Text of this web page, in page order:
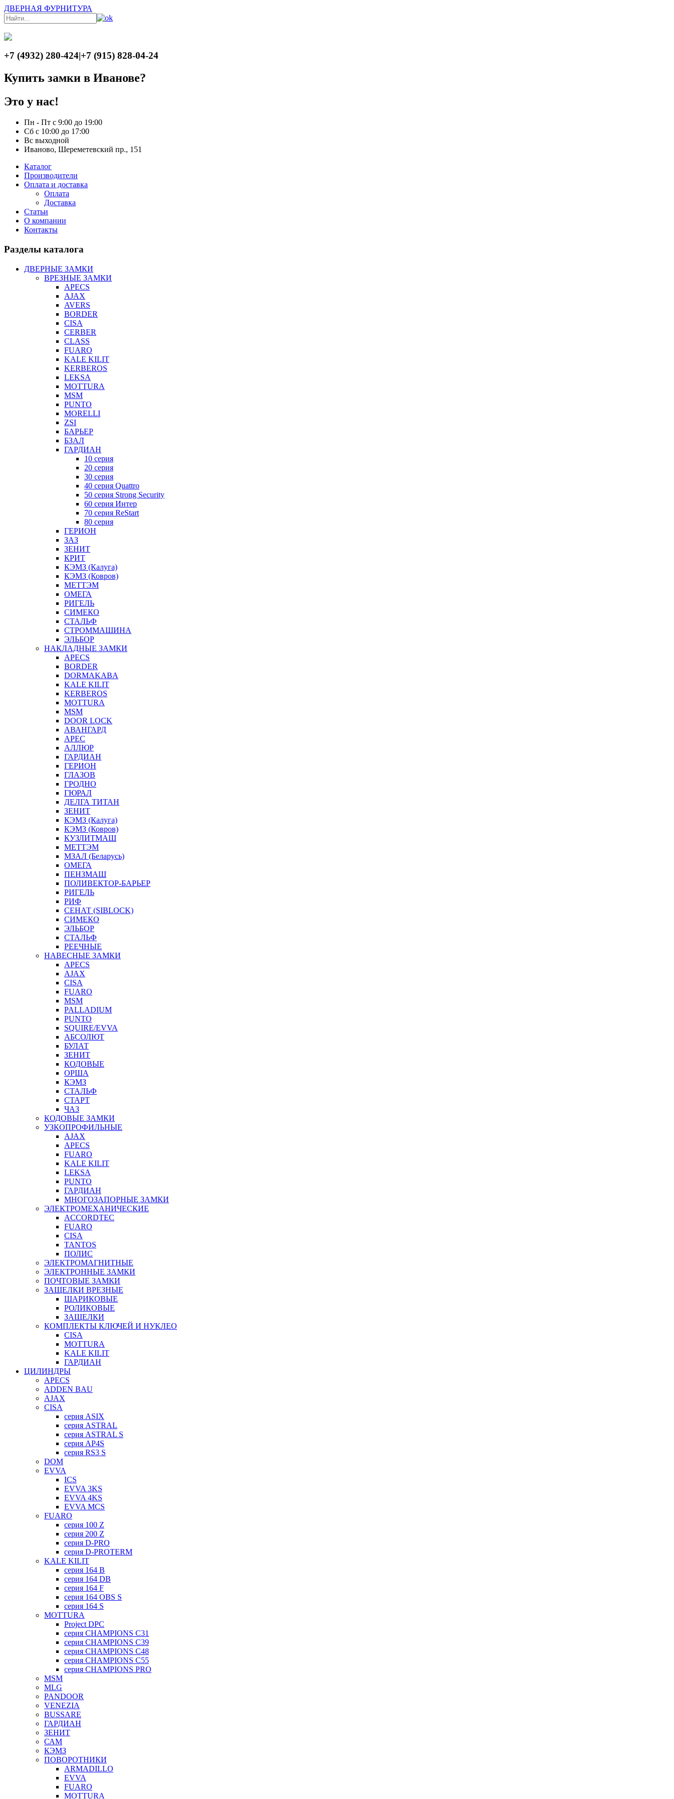
ДВЕРНАЯ ФУРНИТУРА
+7 (4932) 280-424|+7 (915) 828-04-24
Купить замки в Иванове?
Это у нас!
Пн - Пт с 9:00 до 19:00
Сб с 10:00 до 17:00
Вс выходной
Иваново, Шереметевский пр., 151
Каталог
Производители
Оплата и доставка
Оплата
Доставка
Статьи
О компании
Контакты
Разделы каталога
ДВЕРНЫЕ ЗАМКИ
ВРЕЗНЫЕ ЗАМКИ
APECS
AJAX
AVERS
BORDER
CISA
CERBER
CLASS
FUARO
KALE KILIT
KERBEROS
LEKSA
MOTTURA
MSM
PUNTO
MORELLI
ZSI
БАРЬЕР
БЗАЛ
ГАРДИАН
10 серия
20 серия
30 серия
40 серия Quattro
50 серия Strong Security
60 серия Интер
70 серия ReStart
80 серия
ГЕРИОН
ЗАЗ
ЗЕНИТ
КРИТ
КЭМЗ (Калуга)
КЭМЗ (Ковров)
МЕТТЭМ
ОМЕГА
РИГЕЛЬ
СИМЕКО
СТАЛЬФ
СТРОММАШИНА
ЭЛЬБОР
НАКЛАДНЫЕ ЗАМКИ
APECS
BORDER
DORMAKABA
KALE KILIT
KERBEROS
MOTTURA
MSM
DOOR LOCK
АВАНГАРД
АРЕС
АЛЛЮР
ГАРДИАН
ГЕРИОН
ГЛАЗОВ
ГРОДНО
ГЮРАЛ
ДЕЛГА ТИТАН
ЗЕНИТ
КЭМЗ (Калуга)
КЭМЗ (Ковров)
КУЗЛИТМАШ
МЕТТЭМ
МЗАЛ (Беларусь)
ОМЕГА
ПЕНЗМАШ
ПОЛИВЕКТОР-БАРЬЕР
РИГЕЛЬ
РИФ
СЕНАТ (SIBLOCK)
СИМЕКО
ЭЛЬБОР
СТАЛЬФ
РЕЕЧНЫЕ
НАВЕСНЫЕ ЗАМКИ
APECS
AJAX
CISA
FUARO
MSM
PALLADIUM
PUNTO
SQUIRE/EVVA
АБСОЛЮТ
БУЛАТ
ЗЕНИТ
КОДОВЫЕ
ОРША
КЭМЗ
СТАЛЬФ
СТАРТ
ЧАЗ
КОДОВЫЕ ЗАМКИ
УЗКОПРОФИЛЬНЫЕ
AJAX
APECS
FUARO
KALE KILIT
LEKSA
PUNTO
ГАРДИАН
МНОГОЗАПОРНЫЕ ЗАМКИ
ЭЛЕКТРОМЕХАНИЧЕСКИЕ
ACCORDTEC
FUARO
CISA
TANTOS
ПОЛИС
ЭЛЕКТРОМАГНИТНЫЕ
ЭЛЕКТРОННЫЕ ЗАМКИ
ПОЧТОВЫЕ ЗАМКИ
ЗАЩЕЛКИ ВРЕЗНЫЕ
ШАРИКОВЫЕ
РОЛИКОВЫЕ
ЗАЩЕЛКИ
КОМПЛЕКТЫ КЛЮЧЕЙ И НУКЛЕО
CISA
MOTTURA
KALE KILIT
ГАРДИАН
ЦИЛИНДРЫ
APECS
ADDEN BAU
AJAX
CISA
серия ASIX
серия ASTRAL
серия ASTRAL S
серия AP4S
серия RS3 S
DOM
EVVA
ICS
EVVA 3KS
EVVA 4KS
EVVA MCS
FUARO
серия 100 Z
серия 200 Z
серия D-PRO
серия D-PROTERM
KALE KILIT
серия 164 B
серия 164 DB
серия 164 F
серия 164 OBS S
серия 164 S
MOTTURA
Project DPC
серия CHAMPIONS C31
серия CHAMPIONS C39
серия CHAMPIONS C48
серия CHAMPIONS C55
серия CHAMPIONS PRO
MSM
MLG
PANDOOR
VENEZIA
BUSSARE
ГАРДИАН
ЗЕНИТ
САМ
КЭМЗ
ПОВОРОТНИКИ
ARMADILLO
EVVA
FUARO
MOTTURA